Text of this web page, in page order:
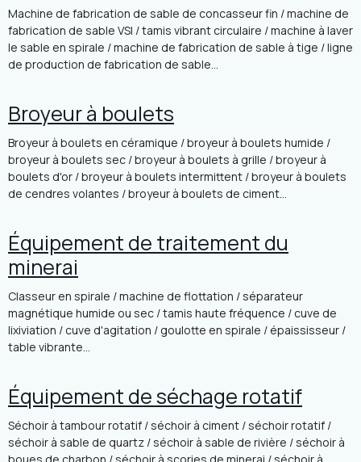
Machine de fabrication de sable de concasseur fin / machine de
fabrication de sable VSI / tamis vibrant circulaire / machine à laver
le sable en spirale / machine de fabrication de sable à tige / ligne
de production de fabrication de sable...
Broyeur à boulets
Broyeur à boulets en céramique / broyeur à boulets humide /
broyeur à boulets sec / broyeur à boulets à grille / broyeur à
boulets d'or / broyeur à boulets intermittent / broyeur à boulets
de cendres volantes / broyeur à boulets de ciment...
Équipement de traitement du
minerai
Classeur en spirale / machine de flottation / séparateur
magnétique humide ou sec / tamis haute fréquence / cuve de
lixiviation / cuve d'agitation / goulotte en spirale / épaississeur /
table vibrante...
Équipement de séchage rotatif
Séchoir à tambour rotatif / séchoir à ciment / séchoir rotatif /
séchoir à sable de quartz / séchoir à sable de rivière / séchoir à